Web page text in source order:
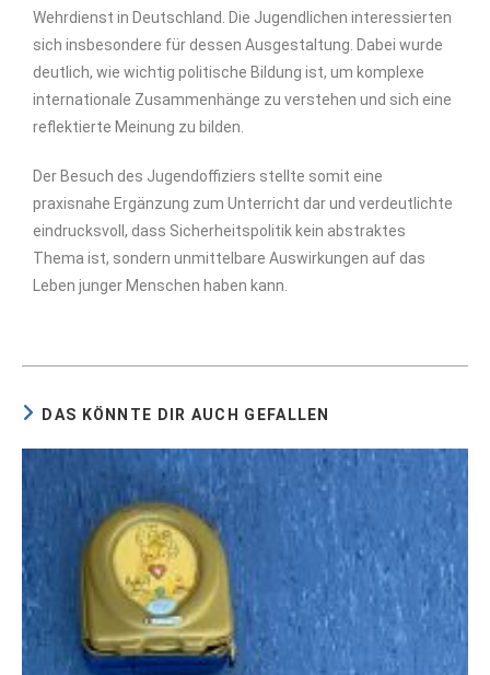
Wehrdienst in Deutschland. Die Jugendlichen interessierten
sich insbesondere für dessen Ausgestaltung. Dabei wurde
deutlich, wie wichtig politische Bildung ist, um komplexe
internationale Zusammenhänge zu verstehen und sich eine
reflektierte Meinung zu bilden.
Der Besuch des Jugendoffiziers stellte somit eine
praxisnahe Ergänzung zum Unterricht dar und verdeutlichte
eindrucksvoll, dass Sicherheitspolitik kein abstraktes
Thema ist, sondern unmittelbare Auswirkungen auf das
Leben junger Menschen haben kann.
DAS KÖNNTE DIR AUCH GEFALLEN